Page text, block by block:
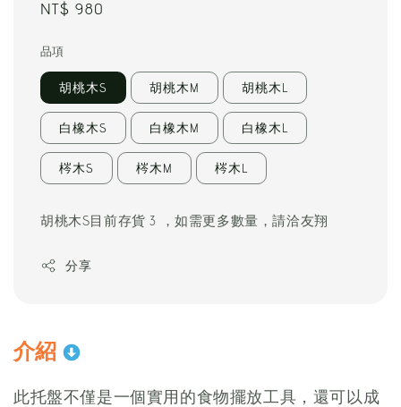
Regular
NT$ 980
品項
胡桃木S 胡桃木M 胡桃木L
白橡木S 白橡木M 白橡木L
梣木S 梣木M 梣木L
胡桃木S目前存貨 3 ，如需更多數量，請洽友翔
分享
介紹
此托盤不僅是一個實用的食物擺放工具，還可以成